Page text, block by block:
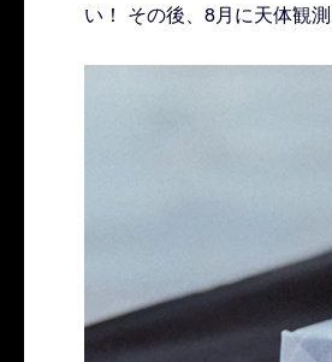
い！ その後、8月に天体観